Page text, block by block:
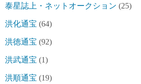
泰星誌上・ネットオークション (25)
洪化通宝 (64)
洪徳通宝 (92)
洪武通宝 (1)
洪順通宝 (19)